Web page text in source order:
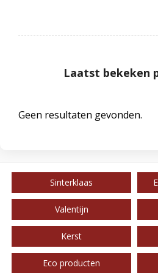
Laatst bekeken
Geen resultaten gevonden.
Sinterklaas
Valentijn
Kerst
Eco producten